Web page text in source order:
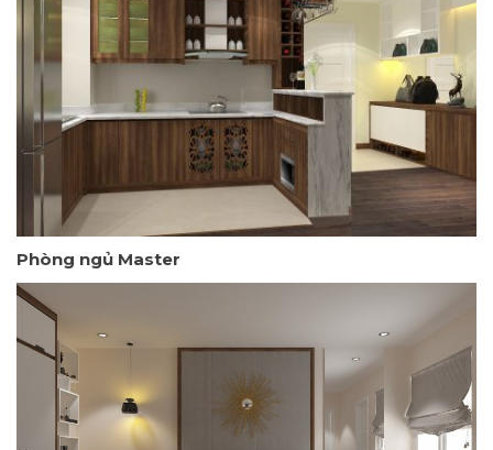
Phòng ngủ Master